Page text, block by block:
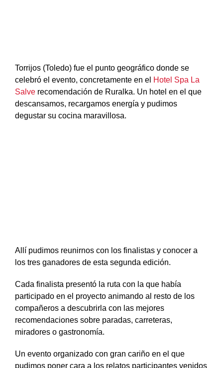
Torrijos (Toledo) fue el punto geográfico donde se
celebró el evento, concretamente en el Hotel Spa La
Salve recomendación de Ruralka. Un hotel en el que
descansamos, recargamos energía y pudimos
degustar su cocina maravillosa.
Allí pudimos reunirnos con los finalistas y conocer a
los tres ganadores de esta segunda edición.
Cada finalista presentó la ruta con la que había
participado en el proyecto animando al resto de los
compañeros a descubrirla con las mejores
recomendaciones sobre paradas, carreteras,
miradores o gastronomía.
Un evento organizado con gran cariño en el que
pudimos poner cara a los relatos participantes venidos